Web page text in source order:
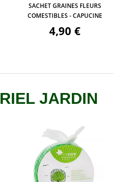
SACHET GRAINES FLEURS
COMESTIBLES - CAPUCINE
4,90 €
RIEL JARDIN